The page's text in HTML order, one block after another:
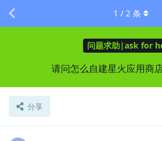
问题求助|ask for
请问怎么自建星火应用商
分享
1 / 2 条